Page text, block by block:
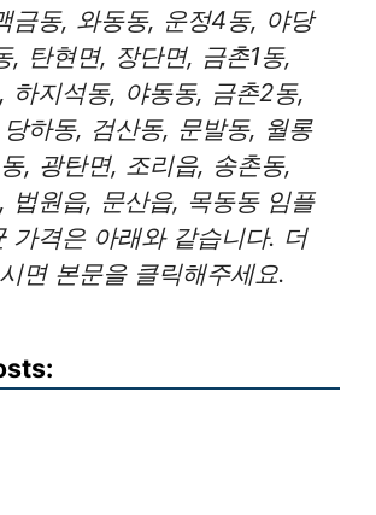
금동, 와동동, 운정4동, 야당
, 탄현면, 장단면, 금촌1동,
하지석동, 야동동, 금촌2동,
하동, 검산동, 문발동, 월롱
, 광탄면, 조리읍, 송촌동,
법원읍, 문산읍, 목동동 임플
가격은 아래와 같습니다. 더
면 본문을 클릭해주세요.